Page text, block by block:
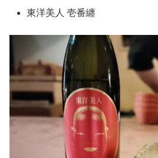
東洋美人 壱番纏